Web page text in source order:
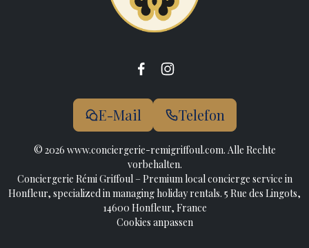
E-Mail Telefon
© 2026 www.conciergerie-remigriffoul.com. Alle Rechte
vorbehalten.
Conciergerie Rémi Griffoul – Premium local concierge service in
Honfleur, specialized in managing holiday rentals. 5 Rue des Lingots,
14600 Honfleur, France
Cookies anpassen